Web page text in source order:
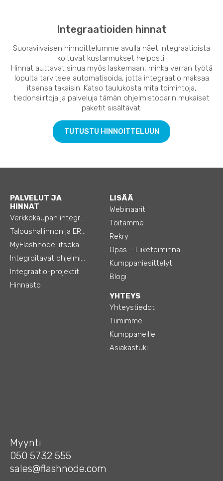
Integraatioiden hinnat
Suoraviivaisen hinnoittelumme avulla näet integraatioista
koituvat kustannukset helposti.
Hinnat auttavat sinua myös laskemaan, minkä verran työtä
lopulta tarvitsee automatisoida, jotta integraatio maksaa
itsensä takaisin. Katso taulukosta mitä toimintoja,
tiedonsiirtoja ja palveluja tämän ohjelmistoparin mukaiset
paketit sisältävät:
TUTUSTU HINNOITTELUUN
PALVELUT JA
HINNAT
Verkkokaupan integraatiot
Taloushallinnon ja ERP:n integraatiot
MyFlashnode-itsekäyttö-automaatio
Integroitavat ohjelmistot
Integraatio-projektit
Hinnasto
LISÄÄ
Webinaarit
Töitämme
Rekry
Opas – Liiketoiminnan tehostamiseen
Kumppaniesittelyt
Blogi
YHTEYS
Yhteystiedot
Tiimimme
Kumppaneille
Asiakastuki
Myynti
050 5732 555
sales@flashnode.com